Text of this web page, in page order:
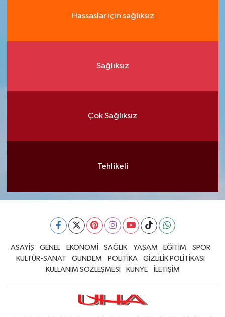
Hassaslar için sağlıksız
Sağlıksız
Çok Sağlıksız
Tehlikeli
ASAYİŞ GENEL EKONOMİ SAĞLIK YAŞAM EĞİTİM
SPOR
KÜLTÜR-SANAT
GÜNDEM POLİTİKA
GİZLİLİK POLİTİKASI
KULLANIM SÖZLEŞMESİ
KÜNYE İLETİŞİM